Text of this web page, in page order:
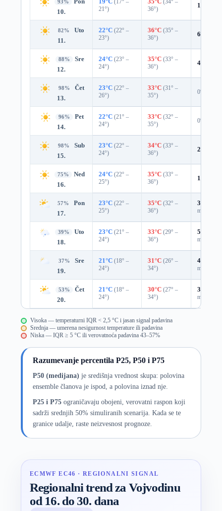
93%
10.
21°)
36°)
1%
82%
Uto
11.
22°C (22° –
23°)
36°C (35° –
36°)
6%
88%
Sre
12.
24°C (23° –
24°)
35°C (33° –
36°)
4%
98%
Čet
13.
23°C (22° –
26°)
33°C (31° –
35°)
0%
96%
Pet
14.
22°C (21° –
24°)
33°C (32° –
35°)
0%
98%
Sub
15.
23°C (22° –
24°)
34°C (33° –
36°)
2%
75%
Ned
16.
24°C (22° –
25°)
35°C (33° –
36°)
18%
57%
Pon
17.
23°C (22° –
25°)
35°C (32° –
36°)
31%
mm)
39%
Uto
18.
23°C (21° –
24°)
33°C (29° –
36°)
57%
mm)
37%
Sre
19.
21°C (18° –
24°)
31°C (26° –
34°)
49%
mm)
53%
Čet
20.
21°C (18° –
24°)
30°C (27° –
34°)
39%
mm)
Visoka — temperaturni IQR < 2,5 °C i jasan signal padavina
Srednja — umerena nesigurnost temperature ili padavina
Niska — IQR ≥ 5 °C ili verovatnoća padavina 43–57%
Razumevanje percentila P25, P50 i P75
P50 (medijana) je središnja vrednost skupa: polovina
ensemble članova je ispod, a polovina iznad nje.
P25 i P75ograničavaju obojeni, verovatni raspon koji
sadrži srednjih 50% simuliranih scenarija. Kada se te
granice udalje, raste neizvesnost prognoze.
ECMWF EC46 · REGIONALNI SIGNAL
Regionalni trend za Vojvodinu
od 16. do 30. dana